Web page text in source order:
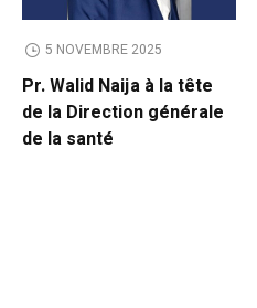
5 NOVEMBRE 2025
Pr. Walid Naija à la tête
de la Direction générale
de la santé